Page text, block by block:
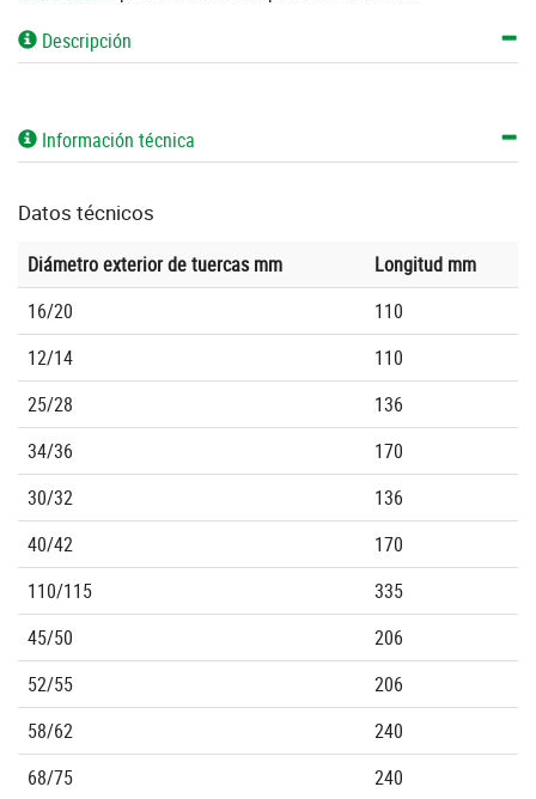
Descripción
Información técnica
Datos técnicos
Diámetro exterior de tuercas mm
Longitud mm
16/20
110
12/14
110
25/28
136
34/36
170
30/32
136
40/42
170
110/115
335
45/50
206
52/55
206
58/62
240
68/75
240